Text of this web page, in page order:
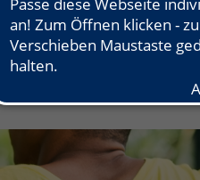
Kunst - Kultur -